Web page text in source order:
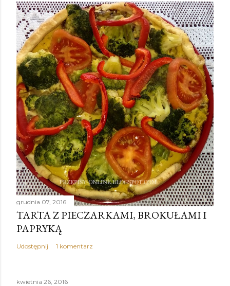
grudnia 07, 2016
TARTA Z PIECZARKAMI, BROKUŁAMI I
PAPRYKĄ
Udostępnij 1 komentarz
kwietnia 26, 2016